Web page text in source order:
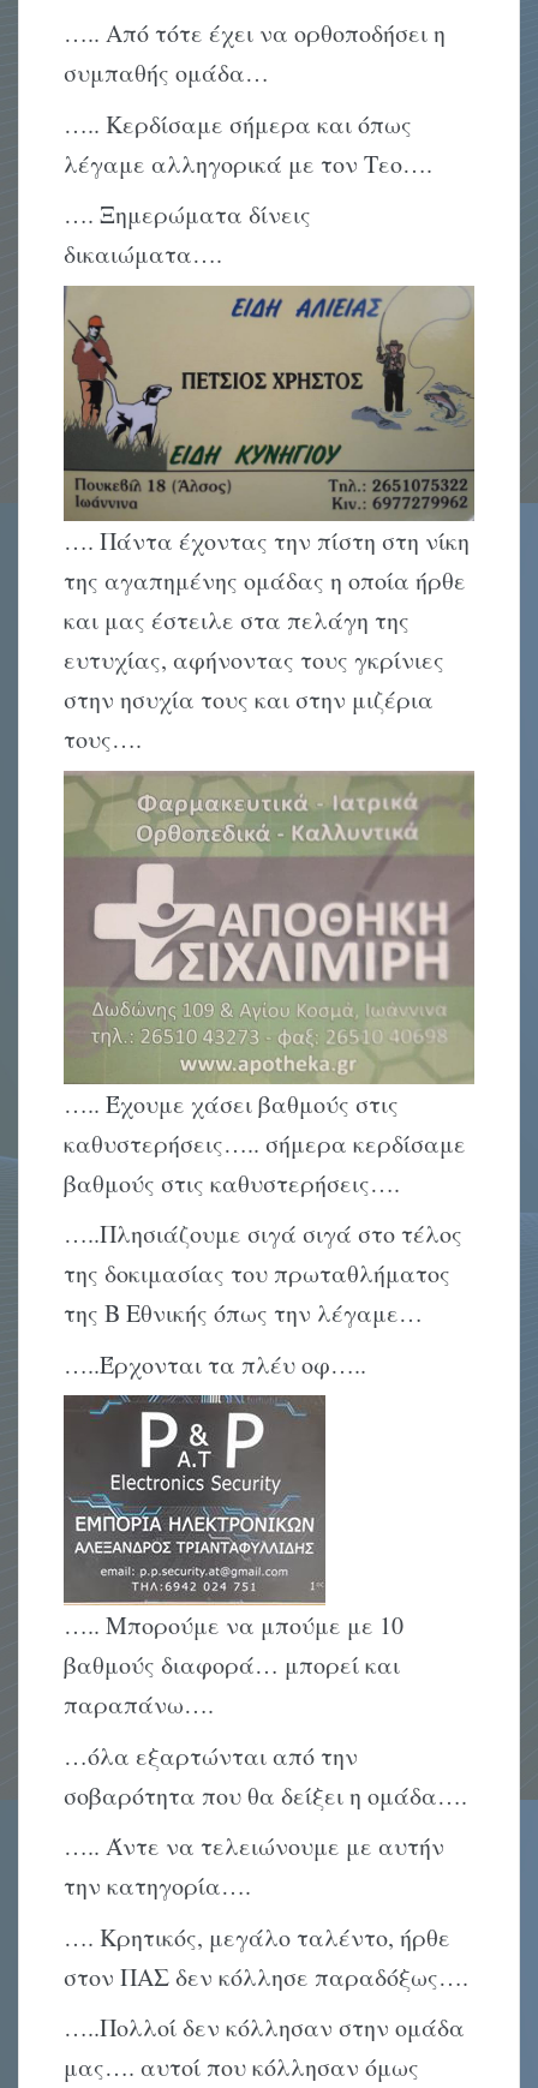
….. Από τότε έχει να ορθοποδήσει η
συμπαθής ομάδα…
….. Κερδίσαμε σήμερα και όπως
λέγαμε αλληγορικά με τον Τεο….
…. Ξημερώματα δίνεις
δικαιώματα….
…. Πάντα έχοντας την πίστη στη νίκη
της αγαπημένης ομάδας η οποία ήρθε
και μας έστειλε στα πελάγη της
ευτυχίας, αφήνοντας τους γκρίνιες
στην ησυχία τους και στην μιζέρια
τους….
….. Έχουμε χάσει βαθμούς στις
καθυστερήσεις….. σήμερα κερδίσαμε
βαθμούς στις καθυστερήσεις….
…..Πλησιάζουμε σιγά σιγά στο τέλος
της δοκιμασίας του πρωταθλήματος
της Β Εθνικής όπως την λέγαμε…
…..Έρχονται τα πλέυ οφ…..
….. Μπορούμε να μπούμε με 10
βαθμούς διαφορά… μπορεί και
παραπάνω….
…όλα εξαρτώνται από την
σοβαρότητα που θα δείξει η ομάδα….
….. Άντε να τελειώνουμε με αυτήν
την κατηγορία….
…. Κρητικός, μεγάλο ταλέντο, ήρθε
στον ΠΑΣ δεν κόλλησε παραδόξως….
…..Πολλοί δεν κόλλησαν στην ομάδα
μας…. αυτοί που κόλλησαν όμως